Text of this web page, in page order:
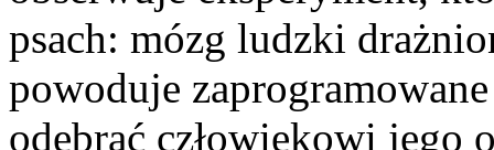
psach: mózg ludzki
powoduje
odebrać człowiekowi jego